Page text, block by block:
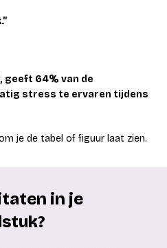
geeft 64% van de
stress te ervaren tijdens
je de tabel of figuur laat zien.
in je